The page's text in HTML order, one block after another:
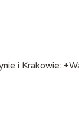
i Krakowie: